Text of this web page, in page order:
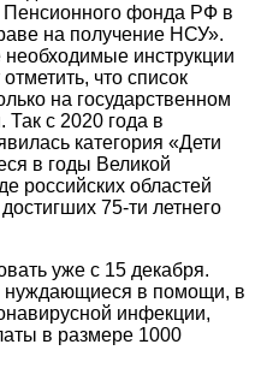
Пенсионного фонда РФ в
на получение НСУ».
инструкции
что список
на государственном
с 2020 года в
категория «Дети
в годы Великой
российских областей
75-ти летнего
уже с 15 декабря.
нуждающиеся в помощи, в
инфекции,
в размере 1000